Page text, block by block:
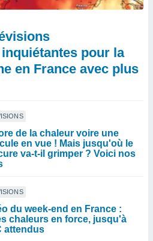
pour la
en France avec plus
de la chaleur voire une
en vue ! Mais jusqu'où le
va-t-il grimper ? Voici nos
du week-end en France :
chaleurs en force, jusqu'à
attendus